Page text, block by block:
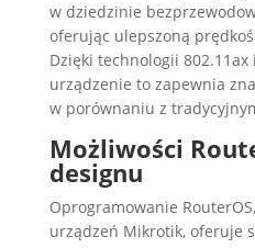
w dziedzinie
oferując ulepszoną
Dzięki technologii
urządzenie to zapewnia
w porównaniu z
Możliwości
designu
Oprogramowanie
urządzeń Mikrotik, oferuje